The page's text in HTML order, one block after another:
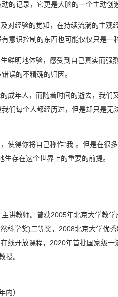
的记录，它更是大脑的一个主动创
对经验的觉知，在持续流淌的主观
意识控制的东西也可能仅仅只是一
鲜明地体验，感受到自己真实而强
误的不精确的归因。
成年人，而随着时间的逝去，我们
们每个人都经历过，但是却只是无
使得你将自己称作“我”。但是在很
存在这个世界上的重要的前提。
讲教师。曾获2005年北京大学教学
科学奖)二等奖，2008北京大学优
线开放课程，2020年首批国家级一
授。
内）